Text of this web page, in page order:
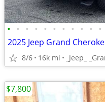
• • • • • • • • • • •
2025 Jeep Grand
8/6 16k mi _Jeep_
$7,800